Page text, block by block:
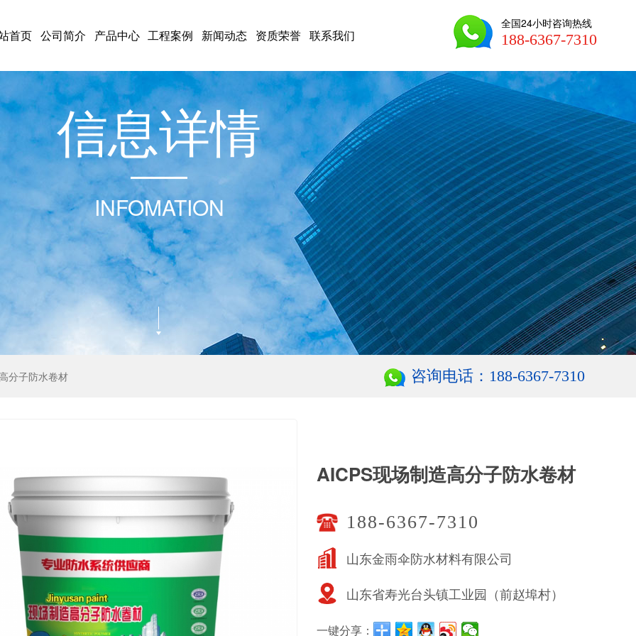
首页 公司简介 产品中心 工程案例 新闻动态 资质荣誉 联系我们
全国24小时咨询热线
188-6367-7310
信息详情
INFOMATION
分子防水卷材 咨询电话：188-6367-7310
AICPS现场制造高分子防水卷材
188-6367-7310
山东金雨伞防水材料有限公司
山东省寿光台头镇工业园（前赵埠村）
一键分享：